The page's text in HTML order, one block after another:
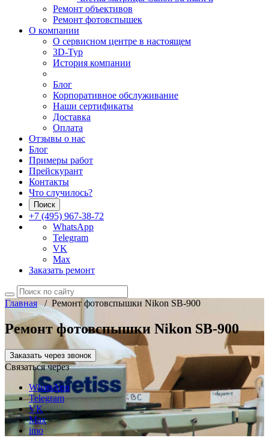
Ремонт объективов
Ремонт фотовспышек
О компании
О сервисном центре в настоящем
3D-Тур
История компании
Блог
Корпоративное обслуживание
Наши сертификаты
Доставка
Оплата
Отзывы о нас
Блог
Примеры работ
Прейскурант
Контакты
Что случилось?
Поиск
+7 (495) 967-38-72
WhatsApp
Telegram
VK
Max
Заказать ремонт
Главная/ Ремонт фотовспышки Nikon SB-900
Ремонт фотовспышки Nikon SB-900
Заказать через звонок
Связаться через
WhatsApp
Telegram
VK
Max
imo